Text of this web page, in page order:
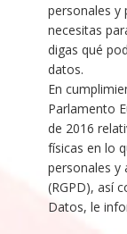
personales y
necesitas
digas qué
datos.
En
Parlamento
de 2016
físicas en lo
personales y
(RGPD), así
Datos, le